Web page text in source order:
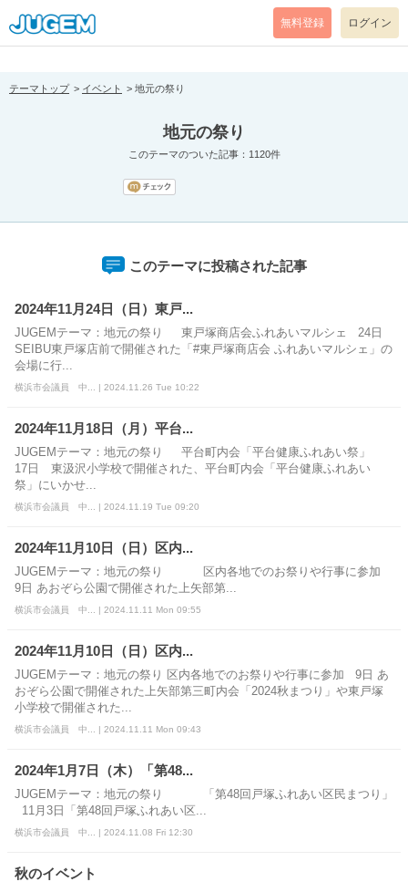
[pear_error: message="Success" code=0 mode=return level=notice
prefix="" info=""]
無料登録 ログイン
テーマトップ イベント 地元の祭り
地元の祭り
このテーマのついた記事：1120件
このテーマに投稿された記事
2024年11月24日（日）東戸...
JUGEMテーマ：地元の祭り 東戸塚商店会ふれあいマルシェ 24日
SEIBU東戸塚店前で開催された「#東戸塚商店会 ふれあいマルシェ」の
会場に行...
横浜市会議員 中... | 2024.11.26 Tue 10:22
2024年11月18日（月）平台...
JUGEMテーマ：地元の祭り 平台町内会「平台健康ふれあい祭」
17日 東汲沢小学校で開催された、平台町内会「平台健康ふれあい
祭」にいかせ...
横浜市会議員 中... | 2024.11.19 Tue 09:20
2024年11月10日（日）区内...
JUGEMテーマ：地元の祭り 区内各地でのお祭りや行事に参加
9日 あおぞら公園で開催された上矢部第...
横浜市会議員 中... | 2024.11.11 Mon 09:55
2024年11月10日（日）区内...
JUGEMテーマ：地元の祭り 区内各地でのお祭りや行事に参加 9日 あ
おぞら公園で開催された上矢部第三町内会「2024秋まつり」や東戸塚
小学校で開催された...
横浜市会議員 中... | 2024.11.11 Mon 09:43
2024年1月7日（木）「第48...
JUGEMテーマ：地元の祭り 「第48回戸塚ふれあい区民まつり」
11月3日「第48回戸塚ふれあい区...
横浜市会議員 中... | 2024.11.08 Fri 12:30
秋のイベント